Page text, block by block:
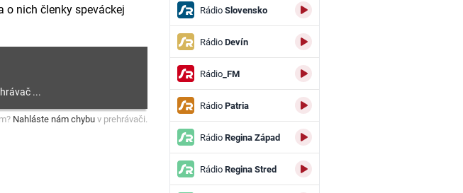
o nich členky speváckej
Nahláste nám chybu v prehrávači.
RádioSlovensko
RádioDevín
Rádio_FM
RádioPatria
RádioRegina Západ
RádioRegina Stred